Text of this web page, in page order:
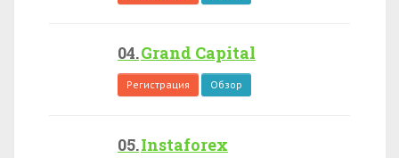
Grand Capital
Регистрация Обзор
Instaforex